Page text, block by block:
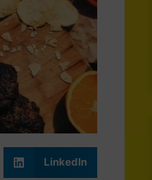
LinkedIn